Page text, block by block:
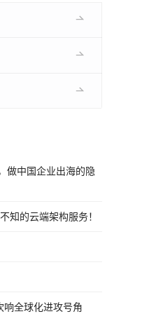
做中国企业出海的隐
知的云端架构服务！
全球化进攻号角